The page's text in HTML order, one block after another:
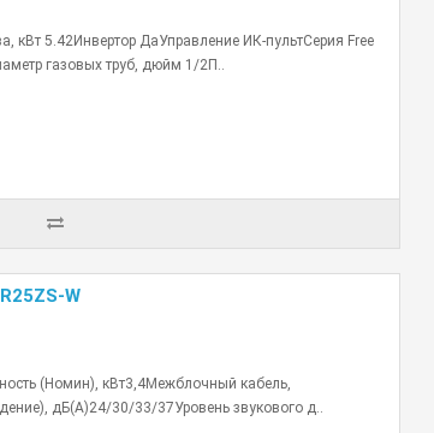
5.42Инвертор ДаУправление ИК-пультСерия Free
газовых труб, дюйм 1/2П..
W
(Номин), кВт3,4Межблочный кабель,
дБ(А)24/30/33/37Уровень звукового д..